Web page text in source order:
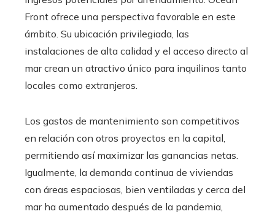
Front ofrece una perspectiva favorable en este
ámbito. Su ubicación privilegiada, las
instalaciones de alta calidad y el acceso directo al
mar crean un atractivo único para inquilinos tanto
locales como extranjeros.
Los gastos de mantenimiento son competitivos
en relación con otros proyectos en la capital,
permitiendo así maximizar las ganancias netas.
Igualmente, la demanda continua de viviendas
con áreas espaciosas, bien ventiladas y cerca del
mar ha aumentado después de la pandemia,